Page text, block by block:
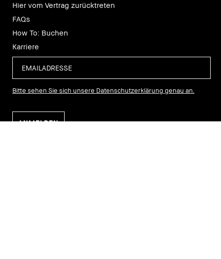
Hier vom Vertrag zurücktreten
FAQs
How To: Buchen
Karriere
Bitte sehen Sie sich unsere Datenschutzerklärung genau an.